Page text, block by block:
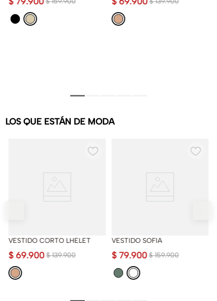
LOS QUE ESTÁN DE MODA
VESTIDO CORTO LHELET
$ 139.900
$ 69.900
VESTIDO SOFIA
$ 159.900
$ 79.900